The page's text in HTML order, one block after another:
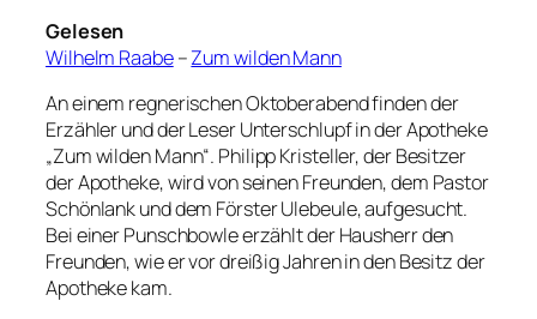
Gelesen
Wilhelm Raabe–Zum wilden Mann
An einem regnerischen Oktoberabend finden der
Erzähler und der Leser Unterschlupf in der Apotheke
„Zum wilden Mann“. Philipp Kristeller, der Besitzer
der Apotheke, wird von seinen Freunden, dem Pastor
Schönlank und dem Förster Ulebeule, aufgesucht.
Bei einer Punschbowle erzählt der Hausherr den
Freunden, wie er vor dreißig Jahren in den Besitz der
Apotheke kam.